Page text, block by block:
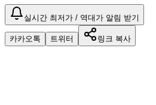
실시간 최저가 / 역대가 알림 받기
카카오톡 트위터 링크 복사